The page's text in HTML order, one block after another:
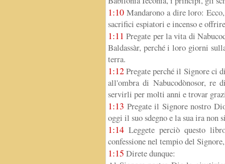
1:10 Mandarono a dire loro:
sacrifici espiatori e incenso e
1:11 Pregate per la vita di
Baldassàr, perché i loro giorni
terra.
1:12Pregate perché il Signore ci
all'ombra di Nabucodònosor, re
servirli per molti anni e trovar
1:13 Pregate il Signore nostro
oggi il suo sdegno e la sua ira non
1:14 Leggete perciò questo
confessione nel tempio del
1:15 Direte dunque: